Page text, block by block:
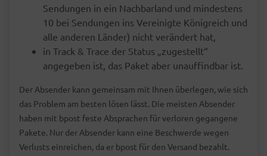
Sendungen in ein Nachbarland und mindestens
10 bei Sendungen ins Vereinigte Königreich und
alle anderen Länder) nicht verändert hat,
in Track & Trace der Status „zugestellt“
angegeben ist, das Paket aber unauffindbar ist.
Der Absender kann gemeinsam mit Ihnen überlegen, wie sich
das Problem am besten lösen lässt. Die meisten Absender
haben mit bpost feste Absprachen für verloren gegangene
Pakete. Nur der Absender kann eine Beschwerde wegen
Verlusts einreichen, da er bpost für den Versand bezahlt.